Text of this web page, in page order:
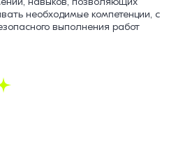
необходимые компетенции, с
выполнения работ